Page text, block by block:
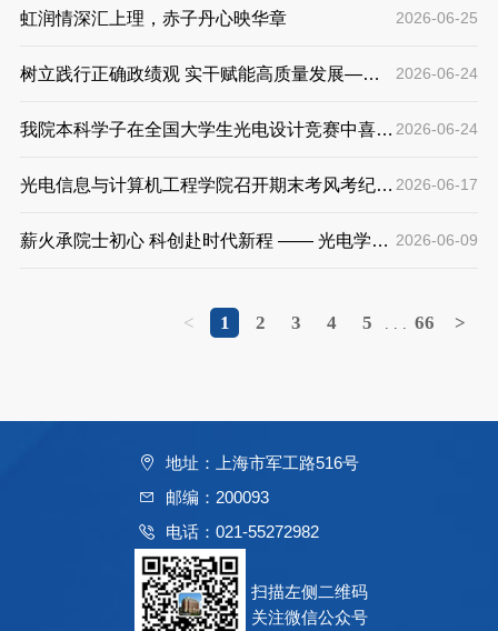
虹润情深汇上理，赤子丹心映华章 2026-06-25
树立践行正确政绩观 实干赋能高质量发展——
部讲专题党课
2026-06-24
我院本科学子在全国大学生光电设计竞赛中喜获 2026-06-24
光电信息与计算机工程学院召开期末考风考纪宣 2026-06-17
薪火承院士初心 科创赴时代新程 —— 光电学院
2026-06-09
< 1 2 3 4 5 66 >
地址：上海市军工路516号
邮编：200093
电话：021-55272982
扫描左侧二维码
关注微信公众号